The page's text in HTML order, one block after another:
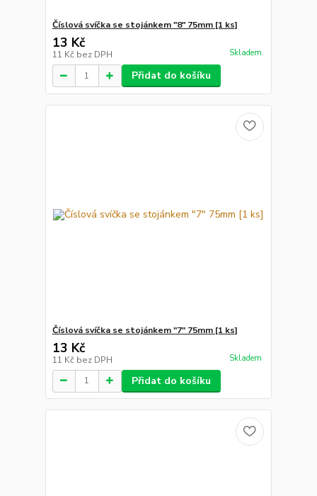
Číslová svíčka se stojánkem "8" 75mm [1 ks]
13 Kč
11 Kč bez DPH Skladem
Přidat do košíku
Číslová svíčka se stojánkem "7" 75mm [1 ks]
13 Kč
11 Kč bez DPH Skladem
Přidat do košíku